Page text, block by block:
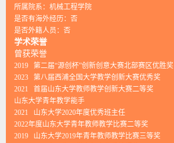
所属院系：机械工程学院
是否有海外经历：否
是否外籍人员：否
学术荣誉
曾获荣誉
2019 第二届“源创杯”创新创意大赛北部赛区优胜奖
2023 第八届西浦全国大学教学创新大赛优秀奖
2021 首届山东大学教师教学创新大赛二等奖
山东大学青年教学能手
2021 山东大学2020年度优秀班主任
2022年度山东大学青年教师教学比赛二等奖
2019 山东大学2019年青年教师教学比赛三等奖